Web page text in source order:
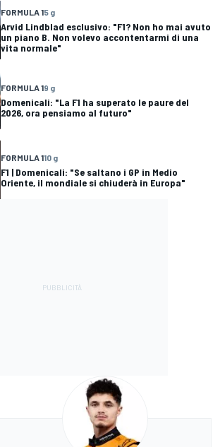
FORMULA 15 g
Arvid Lindblad esclusivo: "F1? Non ho mai avuto
un piano B. Non volevo accontentarmi di una
vita normale"
FORMULA 19 g
Domenicali: "La F1 ha superato le paure del
2026, ora pensiamo al futuro"
FORMULA 110 g
F1 | Domenicali: "Se saltano i GP in Medio
Oriente, il mondiale si chiuderà in Europa"